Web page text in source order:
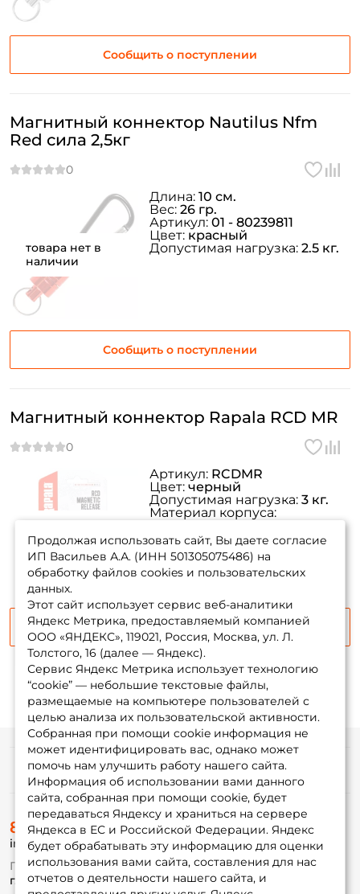
Сообщить о поступлении
товара нет в
наличии
Магнитный коннектор Nautilus Nfm
Red сила 2,5кг
Сообщить о поступлении
Длина: 10 см.
Вес: 26 гр.
Артикул: 01 - 80239811
Цвет: красный
Допустимая нагрузка: 2.5 кг.
наличии
Магнитный коннектор Rapala RCD MR
Сообщить о поступлении
Артикул: RCDMR
Цвет: черный
Допустимая нагрузка: 3 кг.
Материал корпуса:
аллюминий
Продолжая использовать сайт, Вы даете согласие
ИП Васильев А.А. (ИНН 501305075486) на
обработку файлов cookies и пользовательских
данных.
Этот сайт использует сервис веб-аналитики
Яндекс Метрика, предоставляемый компанией
ООО «ЯНДЕКС», 119021, Россия, Москва, ул. Л.
Толстого, 16 (далее — Яндекс).
Сервис Яндекс Метрика использует технологию
“cookie” — небольшие текстовые файлы,
размещаемые на компьютере пользователей с
целью анализа их пользовательской активности.
Собранная при помощи cookie информация не
может идентифицировать вас, однако может
помочь нам улучшить работу нашего сайта.
Информация об использовании вами данного
сайта, собранная при помощи cookie, будет
передаваться Яндексу и храниться на сервере
Яндекса в ЕС и Российской Федерации. Яндекс
будет обрабатывать эту информацию для оценки
использования вами сайта, составления для нас
отчетов о деятельности нашего сайта, и
Повторите пароль: *
Информация
О магазине
Доставка
Оплата
Fox-bonus
Гуру
8 (495) 532-77-88
info@foxfishing.ru
По вопросам с заказом
г. Москва, ул. Плеханова д.7